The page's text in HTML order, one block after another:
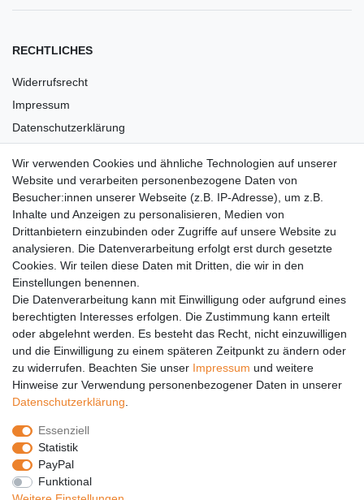
RECHTLICHES
Widerrufsrecht
Impressum
Datenschutzerklärung
Versandkosten
Barrierefreiheit
Anleitungen
Vertrag widerrufen
PARTNER
DHL
GLS
PaketPLUS
SPONSORING
Malchower SV 90
Malchower Wölfe
ZERTIFIKATE
Wir verwenden Cookies und ähnliche Technologien auf unserer
Website und verarbeiten personenbezogene Daten von
Besucher:innen unserer Webseite (z.B. IP-Adresse), um z.B.
Inhalte und Anzeigen zu personalisieren, Medien von
Drittanbietern einzubinden oder Zugriffe auf unsere Website zu
analysieren. Die Datenverarbeitung erfolgt erst durch gesetzte
Cookies. Wir teilen diese Daten mit Dritten, die wir in den
Einstellungen benennen.
Die Datenverarbeitung kann mit Einwilligung oder aufgrund eines
berechtigten Interesses erfolgen. Die Zustimmung kann erteilt
oder abgelehnt werden. Es besteht das Recht, nicht einzuwilligen
und die Einwilligung zu einem späteren Zeitpunkt zu ändern oder
zu widerrufen. Beachten Sie unser Impressum und weitere
Hinweise zur Verwendung personenbezogener Daten in unserer
Daten­schutz­erklärung
Essenziell
Statistik
PayPal
Funktional